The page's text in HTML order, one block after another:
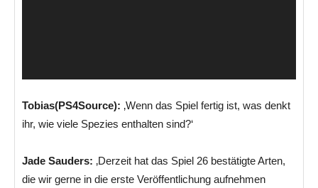
Tobias(PS4Source): ‚Wenn das Spiel fertig ist, was denkt
ihr, wie viele Spezies enthalten sind?‘
Jade Sauders: ‚Derzeit hat das Spiel 26 bestätigte Arten,
die wir gerne in die erste Veröffentlichung aufnehmen